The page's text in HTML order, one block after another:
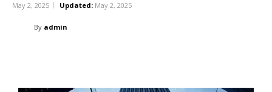
May 2, 2025 Updated: May 2, 2025
By admin